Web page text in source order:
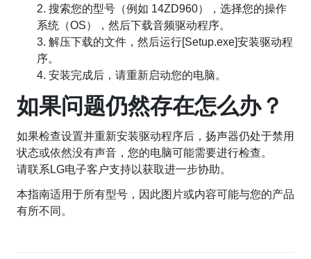
2. 搜索您的型号（例如 14ZD960），选择您的操作
系统（OS），然后下载音频驱动程序。
3. 解压下载的文件，然后运行[Setup.exe]安装驱动程
序。
4. 安装完成后，请重新启动您的电脑。
如果问题仍然存在怎么办？
如果检查设置并重新安装驱动程序后，扬声器仍处于禁用
状态或依然没有声音，您的电脑可能需要进行检查。
请联系LG电子客户支持以获取进一步协助。
本指南适用于所有型号，因此图片或内容可能与您的产品
有所不同。